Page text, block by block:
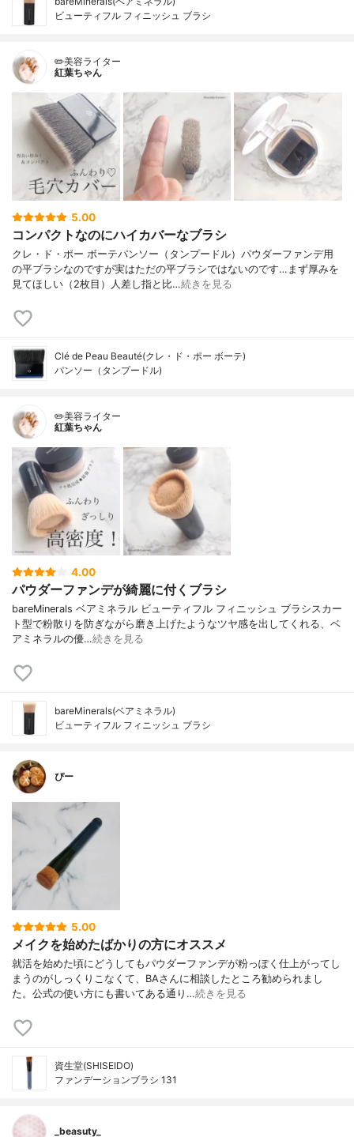
ビューティフル フィニッシュ ブラシ
✏️美容ライター
紅葉ちゃん
5.00
コンパクトなのにハイカバーなブラシ
クレ・ド・ポー ボーテパンソー（タンプードル）パウダーファンデ用
の平ブラシなのですが実はただの平ブラシではないのです…まず厚みを
見てほしい（2枚目）人差し指と比…続きを見る
Clé de Peau Beauté(クレ・ド・ポー ボーテ)
パンソー（タンプードル)
✏️美容ライター
紅葉ちゃん
4.00
パウダーファンデが綺麗に付くブラシ
bareMinerals ベアミネラル ビューティフル フィニッシュ ブラシスカー
ト型で粉散りを防ぎながら磨き上げたようなツヤ感を出してくれる、ベ
アミネラルの優…続きを見る
bareMinerals(ベアミネラル)
ビューティフル フィニッシュ ブラシ
ぴー
5.00
メイクを始めたばかりの方にオススメ
就活を始めた頃にどうしてもパウダーファンデが粉っぽく仕上がってし
まうのがしっくりこなくて、BAさんに相談したところ勧められまし
た。公式の使い方にも書いてある通り…続きを見る
資生堂(SHISEIDO)
ファンデーションブラシ 131
_beasuty_